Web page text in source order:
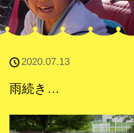
2020.07.13
雨続き…